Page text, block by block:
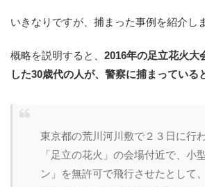
いきなりですが、捕まった事例を紹介し
概略を説明すると、 2016年の足立花火大
した30歳代の人が、警察に捕まっている
東京都の荒川河川敷で２３日に行
「足立の花火」の会場付近で、小
ン」を無許可で飛行させたとして